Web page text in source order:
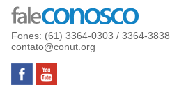
Fones: (61) 3364-0303 / 3364-3838
contato@conut.org